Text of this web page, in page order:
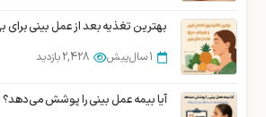
بهترین تغذیه بعد از عمل بینی
1 سال پیش 2,428 بازدید